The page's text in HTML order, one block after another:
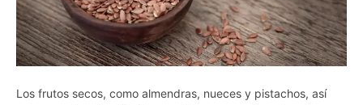
Los frutos secos, como almendras, nueces y pistachos, así